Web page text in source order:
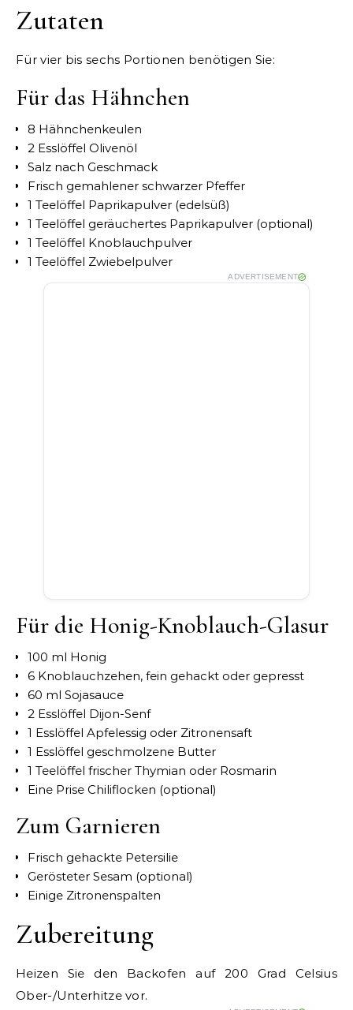
Zutaten
Für vier bis sechs Portionen benötigen Sie:
Für das Hähnchen
8 Hähnchenkeulen
2 Esslöffel Olivenöl
Salz nach Geschmack
Frisch gemahlener schwarzer Pfeffer
1 Teelöffel Paprikapulver (edelsüß)
1 Teelöffel geräuchertes Paprikapulver (optional)
1 Teelöffel Knoblauchpulver
1 Teelöffel Zwiebelpulver
ADVERTISEMENT
Für die Honig-Knoblauch-Glasur
100 ml Honig
6 Knoblauchzehen, fein gehackt oder gepresst
60 ml Sojasauce
2 Esslöffel Dijon-Senf
1 Esslöffel Apfelessig oder Zitronensaft
1 Esslöffel geschmolzene Butter
1 Teelöffel frischer Thymian oder Rosmarin
Eine Prise Chiliflocken (optional)
Zum Garnieren
Frisch gehackte Petersilie
Gerösteter Sesam (optional)
Einige Zitronenspalten
Zubereitung
Heizen Sie den Backofen auf 200 Grad Celsius
Ober-/Unterhitze vor.